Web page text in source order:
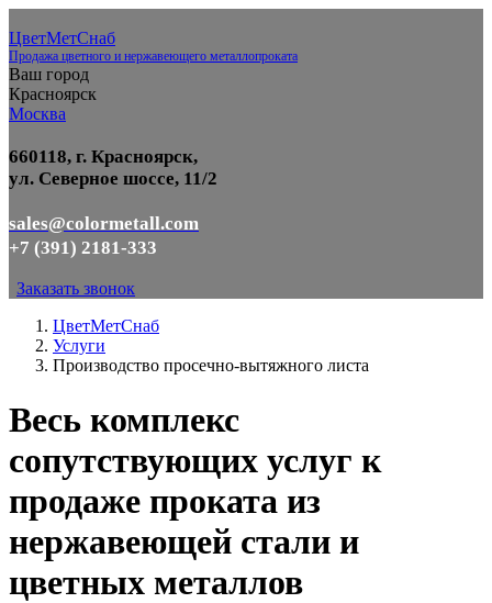
ЦветМетСнаб
Продажа цветного и нержавеющего металлопроката
Ваш город
Красноярск
Москва
660118, г. Красноярск,
ул. Северное шоссе, 11/2
sales@colormetall.com
+7 (391) 2181-333
Заказать звонок
ЦветМетСнаб
Услуги
Производство просечно-вытяжного листа
Весь комплекс
сопутствующих услуг к
продаже проката из
нержавеющей стали и
цветных металлов